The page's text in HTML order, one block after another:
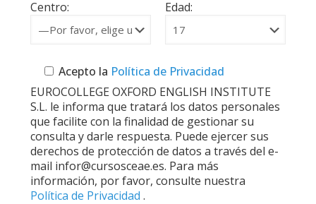
Centro: Edad:
Acepto la Política de Privacidad
EUROCOLLEGE OXFORD ENGLISH INSTITUTE
S.L. le informa que tratará los datos personales
que facilite con la finalidad de gestionar su
consulta y darle respuesta. Puede ejercer sus
derechos de protección de datos a través del e-
mail infor@cursosceae.es. Para más
información, por favor, consulte nuestra
Política de Privacidad .